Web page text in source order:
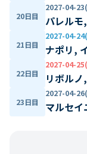
20日目
2027-04-
パレルモ
21日目
2027-04-
ナポリ,
22日目
2027-04-
リボル
23日目
2027-04-
マルセ